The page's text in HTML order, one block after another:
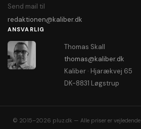
Send mail til
redaktionen@kaliber.dk
ANSVARLIG
Thomas Skall
thomas@kaliber.dk
Kaliber · Hjarækvej 65
DK-8831 Løgstrup
© 2015–2026 pluz.dk — Alle priser er